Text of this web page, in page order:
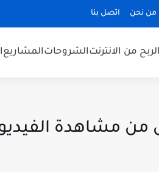
من نحن اتصل بنا
الربح من الانترنتالشروحاتالمشاريع
من مشاهدة